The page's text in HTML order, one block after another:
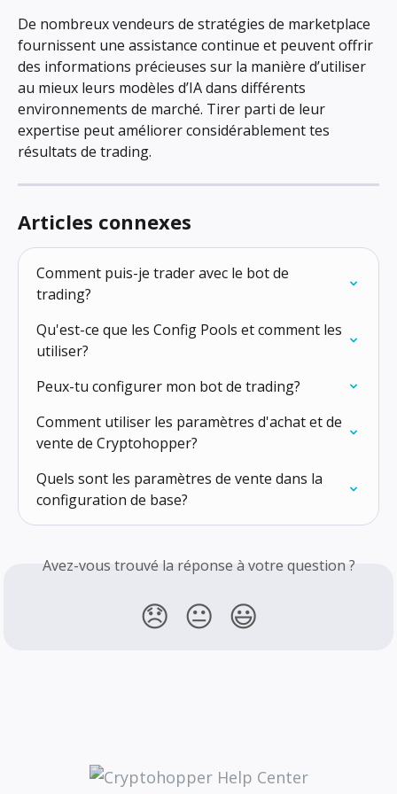
De nombreux vendeurs de stratégies de marketplace
fournissent une assistance continue et peuvent offrir
des informations précieuses sur la manière d’utiliser
au mieux leurs modèles d’IA dans différents
environnements de marché. Tirer parti de leur
expertise peut améliorer considérablement tes
résultats de trading.
Articles connexes
Comment puis-je trader avec le bot de
trading?
Qu'est-ce que les Config Pools et comment les
utiliser?
Peux-tu configurer mon bot de trading?
Comment utiliser les paramètres d'achat et de
vente de Cryptohopper?
Quels sont les paramètres de vente dans la
configuration de base?
Avez-vous trouvé la réponse à votre question ?
😞 😐 😃